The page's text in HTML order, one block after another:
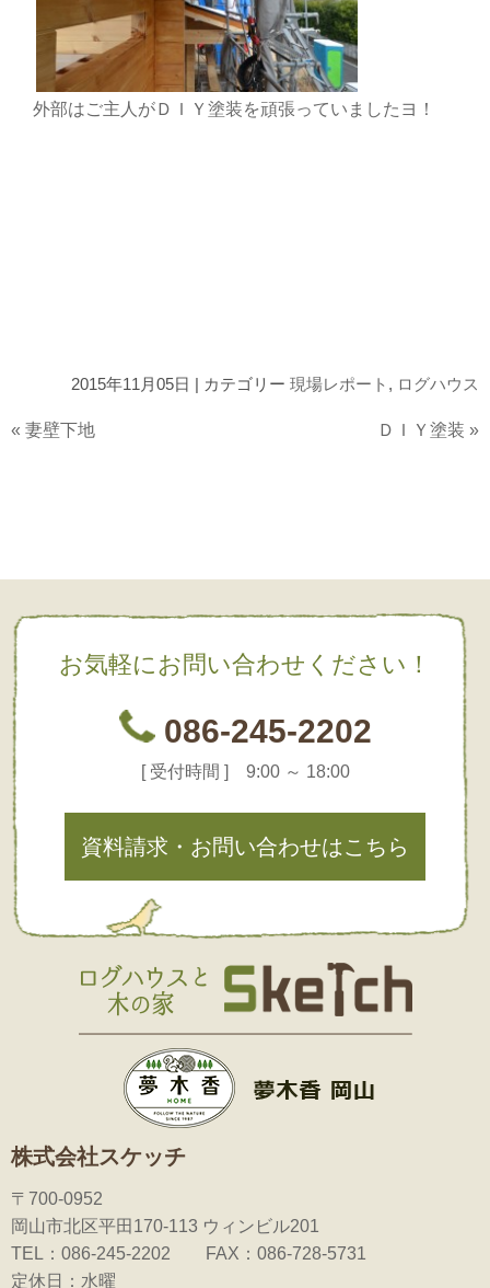
外部はご主人がＤＩＹ塗装を頑張っていましたヨ！
2015年11月05日 | カテゴリー 現場レポート , ログハウス
« 妻壁下地 ＤＩＹ塗装 »
お気軽にお問い合わせください！
086-245-2202
[ 受付時間 ] 9:00 ～ 18:00
資料請求・お問い合わせはこちら
株式会社スケッチ
〒700-0952
岡山市北区平田170-113 ウィンビル201
TEL：086-245-2202 FAX：086-728-5731
定休日：水曜